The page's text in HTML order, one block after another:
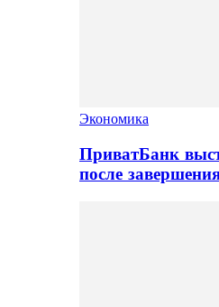
Экономика
ПриватБанк
после